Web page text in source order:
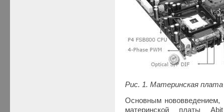
Рис. 1. Материнская плата
Основным нововведением,
материнской платы